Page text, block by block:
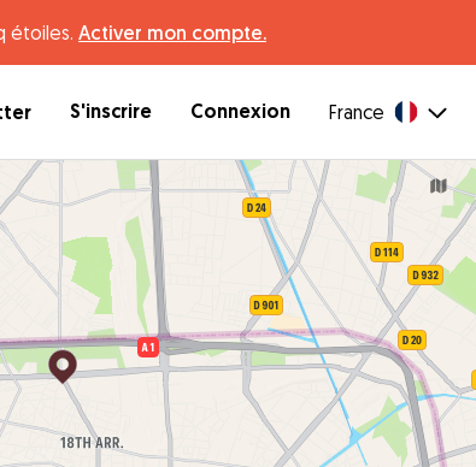
étoiles. Activer mon compte.
S'inscrire Connexion France